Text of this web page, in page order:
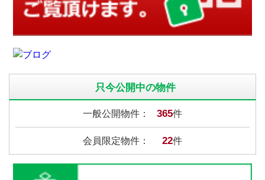
只今公開中の物件
一般公開物件： 365件
会員限定物件： 22件